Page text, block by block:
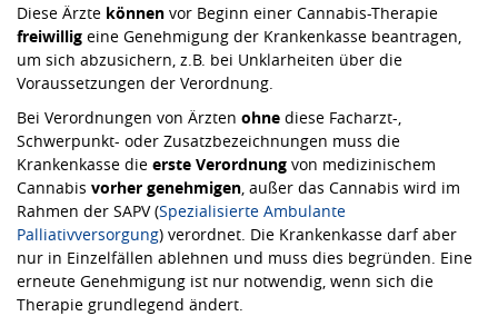
Diese Ärzte können vor Beginn einer Cannabis-Therapie
freiwillig eine Genehmigung der Krankenkasse beantragen,
um sich abzusichern, z.B. bei Unklarheiten über die
Voraussetzungen der Verordnung.
Bei Verordnungen von Ärzten ohne diese Facharzt-,
Schwerpunkt- oder Zusatzbezeichnungen muss die
Krankenkasse die erste Verordnung von medizinischem
Cannabis vorher genehmigen , außer das Cannabis wird im
Rahmen der SAPV (Spezialisierte Ambulante
Palliativversorgung) verordnet. Die Krankenkasse darf aber
nur in Einzelfällen ablehnen und muss dies begründen. Eine
erneute Genehmigung ist nur notwendig, wenn sich die
Therapie grundlegend ändert.